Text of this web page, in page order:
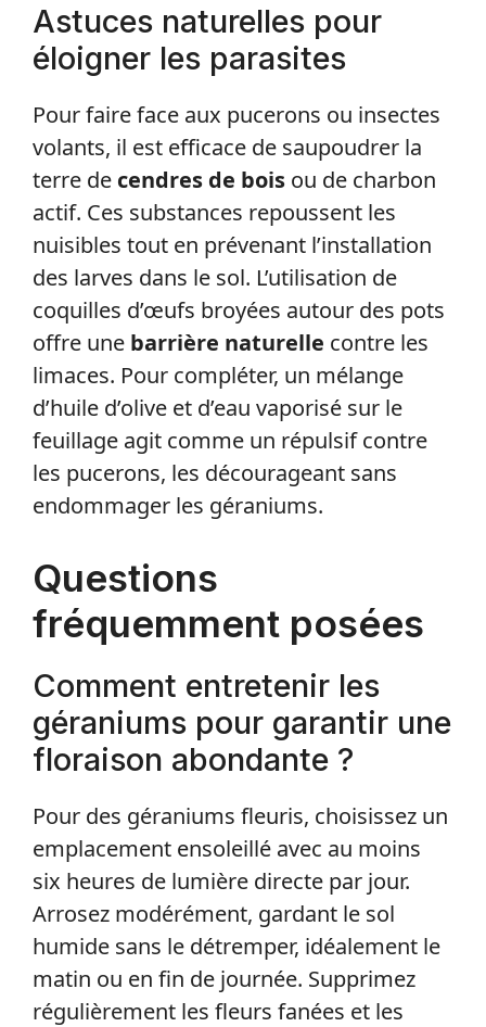
Astuces naturelles pour
éloigner les parasites
Pour faire face aux pucerons ou insectes
volants, il est efficace de saupoudrer la
terre de cendres de bois ou de charbon
actif. Ces substances repoussent les
nuisibles tout en prévenant l’installation
des larves dans le sol. L’utilisation de
coquilles d’œufs broyées autour des pots
offre une barrière naturelle contre les
limaces. Pour compléter, un mélange
d’huile d’olive et d’eau vaporisé sur le
feuillage agit comme un répulsif contre
les pucerons, les décourageant sans
endommager les géraniums.
Questions
fréquemment posées
Comment entretenir les
géraniums pour garantir une
floraison abondante ?
Pour des géraniums fleuris, choisissez un
emplacement ensoleillé avec au moins
six heures de lumière directe par jour.
Arrosez modérément, gardant le sol
humide sans le détremper, idéalement le
matin ou en fin de journée. Supprimez
régulièrement les fleurs fanées et les